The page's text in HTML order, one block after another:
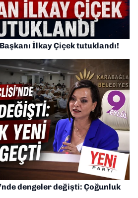
İlkay Çiçek tutuklandı!
dengeler değişti: Çoğunluk